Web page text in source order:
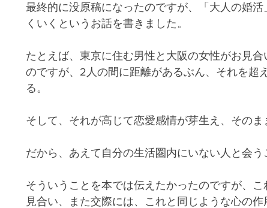
最終的に没原稿になったのですが、「大人の婚
くいくというお話を書きました。
たとえば、東京に住む男性と大阪の女性がお見
のですが、2人の間に距離があるぶん、それを超
る。
そして、それが高じて恋愛感情が芽生え、そのま
だから、あえて自分の生活圏内にいない人と会
そういうことを本では伝えたかったのですが、
見合い、また交際には、これと同じような心の